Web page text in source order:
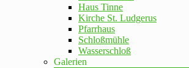
Haus Tinne
Kirche St. Ludgerus
Pfarrhaus
Schloßmühle
Wasserschloß
Galerien